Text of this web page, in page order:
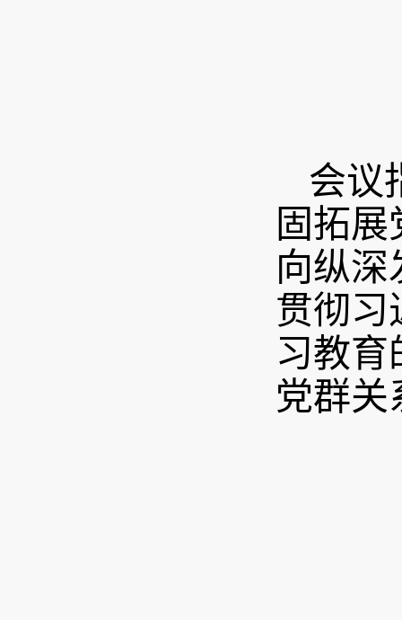
会议
固拓
向纵深
贯彻习
习教育
党群关